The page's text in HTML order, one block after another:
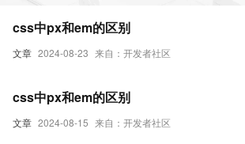
文章 2024-08-23 来自：开发者社区
css中px和em的区别
文章 2024-08-15 来自：开发者社区
css中px和em的区别